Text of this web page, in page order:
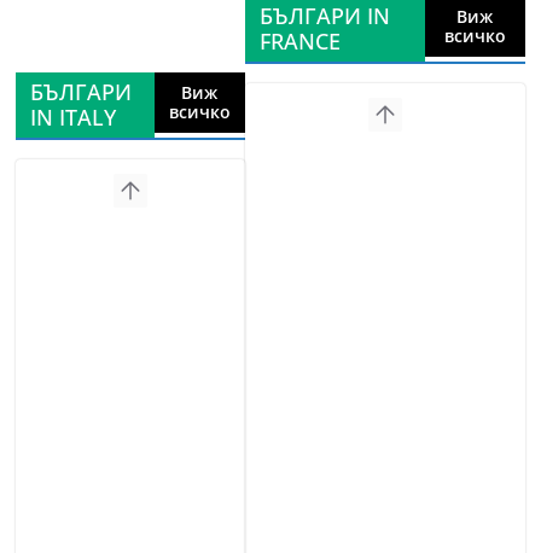
БЪЛГАРИ
IN ITALY
Виж
всичко
БЪЛГАРИ IN
FRANCE
Виж
всичко